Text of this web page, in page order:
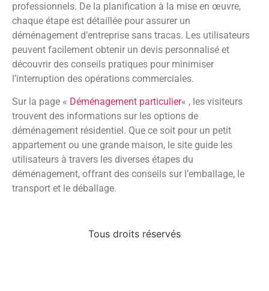
professionnels. De la planification à la mise en œuvre,
chaque étape est détaillée pour assurer un
déménagement d’entreprise sans tracas. Les utilisateurs
peuvent facilement obtenir un devis personnalisé et
découvrir des conseils pratiques pour minimiser
l’interruption des opérations commerciales.
Sur la page « Déménagement particulier« , les visiteurs
trouvent des informations sur les options de
déménagement résidentiel. Que ce soit pour un petit
appartement ou une grande maison, le site guide les
utilisateurs à travers les diverses étapes du
déménagement, offrant des conseils sur l’emballage, le
transport et le déballage.
Tous droits réservés